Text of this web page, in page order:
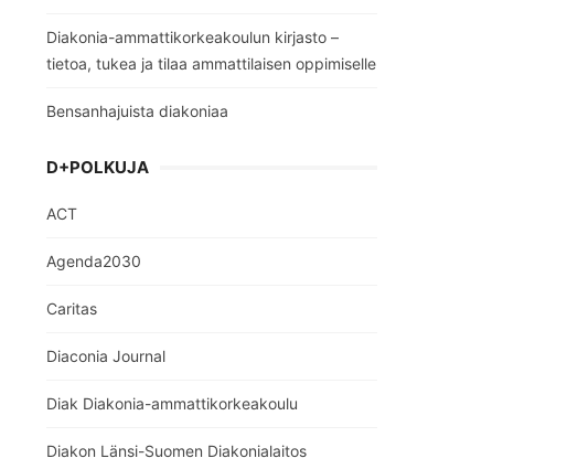
Diakonia-ammattikorkeakoulun kirjasto –
tietoa, tukea ja tilaa ammattilaisen oppimiselle
Bensanhajuista diakoniaa
D+POLKUJA
ACT
Agenda2030
Caritas
Diaconia Journal
Diak Diakonia-ammattikorkeakoulu
Diakon Länsi-Suomen Diakonialaitos